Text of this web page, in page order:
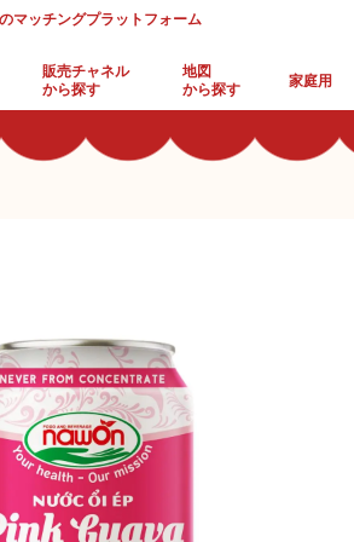
マッチングプラットフォーム
販売チャネル
から探す
地図
から探す
家庭用